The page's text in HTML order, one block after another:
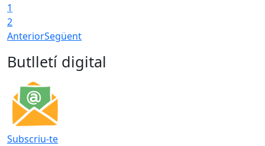
1
2
AnteriorSegüent
Butlletí digital
Subscriu-te